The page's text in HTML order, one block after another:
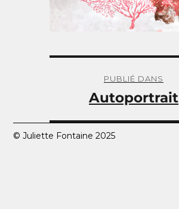
PUBLIÉ DANS
Autoportrait
© Juliette Fontaine 2025